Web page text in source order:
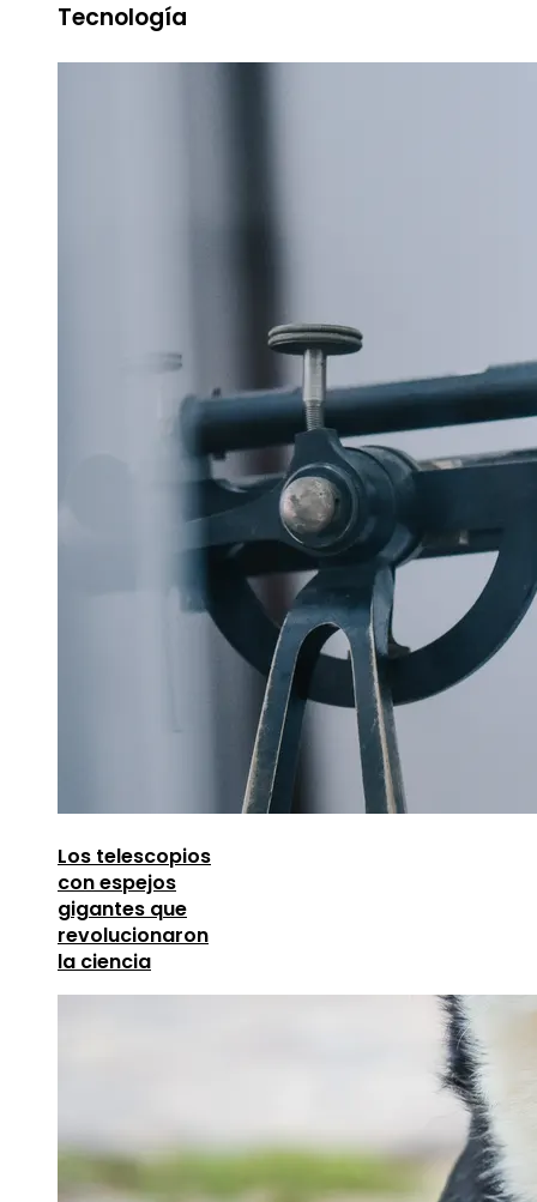
Tecnología
Los telescopios
con espejos
gigantes que
revolucionaron
la ciencia